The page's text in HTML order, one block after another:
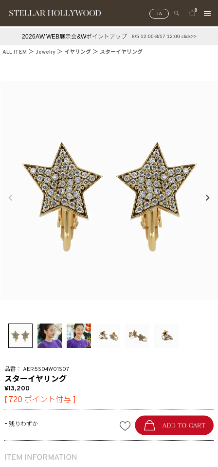
JA
0
2026AW WEB展示会&Wポイントアップ 8/5 12:00-8/17 12:00 click>>
ALL ITEM Jewelry イヤリング スターイヤリング
AER5S04W01S07
スターイヤリング
13,200
[ 720 ポイント付与 ]
- 残りわずか